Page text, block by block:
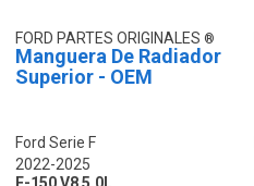
FORD PARTES ORIGINALES
Manguera De Radiador
Superior - OEM
Ford Serie F
2022-2025
F-150 V8 5.0L